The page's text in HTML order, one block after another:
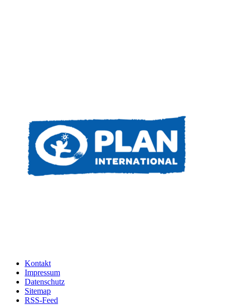
Kontakt
Impressum
Datenschutz
Sitemap
RSS-Feed